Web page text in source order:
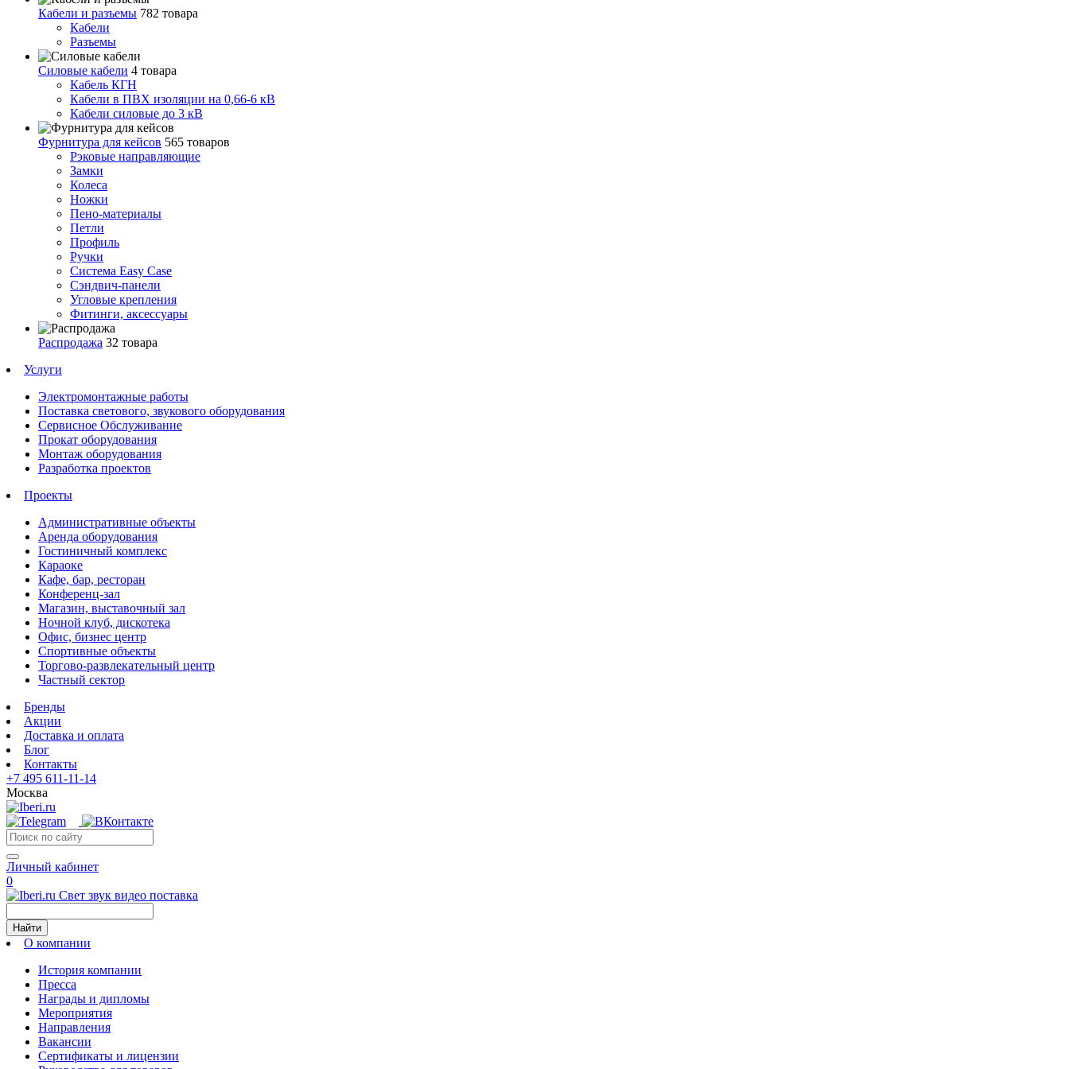
Кабели и разъемы 782 товара
Кабели
Разъемы
Силовые кабели 4 товара
Кабель КГН
Кабели в ПВХ изоляции на 0,66-6 кВ
Кабели силовые до 3 кВ
Фурнитура для кейсов 565 товаров
Рэковые направляющие
Замки
Колеса
Ножки
Пено-материалы
Петли
Профиль
Ручки
Система Easy Case
Сэндвич-панели
Угловые крепления
Фитинги, аксессуары
Распродажа 32 товара
Услуги
Электромонтажные работы
Поставка светового, звукового оборудования
Сервисное Обслуживание
Прокат оборудования
Монтаж оборудования
Разработка проектов
Проекты
Административные объекты
Аренда оборудования
Гостиничный комплекс
Караоке
Кафе, бар, ресторан
Конференц-зал
Магазин, выставочный зал
Ночной клуб, дискотека
Офис, бизнес центр
Спортивные объекты
Торгово-развлекательный центр
Частный сектор
Бренды
Акции
Доставка и оплата
Блог
Контакты
+7 495 611-11-14
Москва
Личный кабинет
0
Свет звук видео поставка
Найти
О компании
История компании
Пресса
Награды и дипломы
Мероприятия
Направления
Вакансии
Сертификаты и лицензии